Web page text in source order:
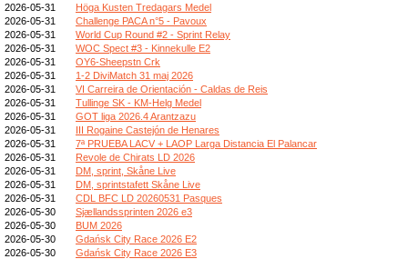
2026-05-31
Höga Kusten Tredagars Medel
2026-05-31
Challenge PACA n°5 - Pavoux
2026-05-31
World Cup Round #2 - Sprint Relay
2026-05-31
WOC Spect #3 - Kinnekulle E2
2026-05-31
OY6-Sheepstn Crk
2026-05-31
1-2 DiviMatch 31 maj 2026
2026-05-31
VI Carreira de Orientación - Caldas de Reis
2026-05-31
Tullinge SK - KM-Helg Medel
2026-05-31
GOT liga 2026.4 Arantzazu
2026-05-31
III Rogaine Castejón de Henares
2026-05-31
7ª PRUEBA LACV + LAOP Larga Distancia El Palancar
2026-05-31
Revole de Chirats LD 2026
2026-05-31
DM, sprint, Skåne Live
2026-05-31
DM, sprintstafett Skåne Live
2026-05-31
CDL BFC LD 20260531 Pasques
2026-05-30
Sjællandssprinten 2026 e3
2026-05-30
BUM 2026
2026-05-30
Gdańsk City Race 2026 E2
2026-05-30
Gdańsk City Race 2026 E3